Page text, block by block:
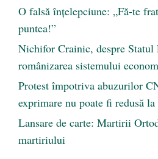
O falsă înțelepciune: „Fă-te
puntea!”
Nichifor Crainic, despre Statul
românizarea sistemului
Protest împotriva abuzurilor
exprimare nu poate fi redusă la
Lansare de carte: Martirii
martiriului